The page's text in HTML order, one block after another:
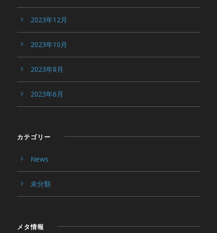
2023年12月
2023年10月
2023年8月
2023年6月
カテゴリー
News
未分類
メタ情報